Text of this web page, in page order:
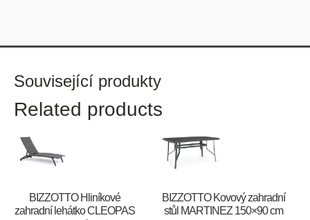
Související produkty
Related products
BIZZOTTO Hliníkové
zahradní lehátko CLEOPAS
BIZZOTTO Kovový zahradní
stůl MARTINEZ 150×90 cm